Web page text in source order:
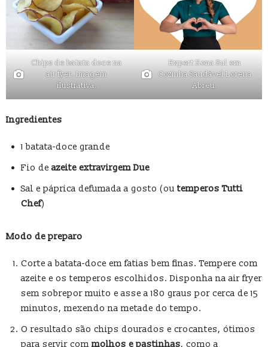
Chips de batata doce na
air fyer. Imagem
ilustrativa.
Expert Zona Sul em
Cozinha Saudável Lorena
Abreu.
Ingredientes
1 batata-doce grande
Fio deazeite extravirgem Due
Sal e páprica defumada a gosto (ou temperos Tutti
Chef)
Modo de preparo
Corte a batata-doce em fatias bem finas. Tempere com
azeite e os temperos escolhidos. Disponha na air fryer
sem sobrepor muito e asse a 180 graus por cerca de 15
minutos, mexendo na metade do tempo.
O resultado são chips dourados e crocantes, ótimos
para servir com molhos e pastinhas, como a